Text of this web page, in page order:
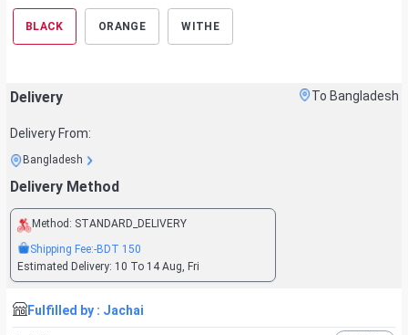
BLACK ORANGE WITHE
Delivery To Bangladesh
Delivery From:
Bangladesh
Delivery Method
Method: STANDARD_DELIVERY
Shipping Fee:-BDT 150
Estimated Delivery: 10 To 14 Aug, Fri
Fulfilled by : Jachai